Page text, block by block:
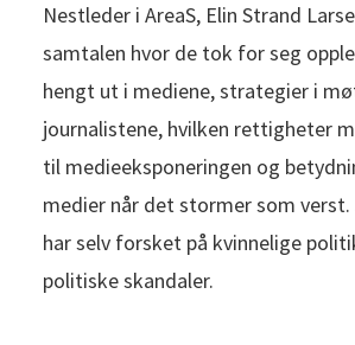
Nestleder i AreaS, Elin Strand
samtalen hvor de tok for seg
hengt ut i mediene, strategier i
journalistene, hvilken rettigheter
til medieeksponeringen og
medier når det stormer som verst.
har selv forsket på kvinnelige
politiske skandaler.